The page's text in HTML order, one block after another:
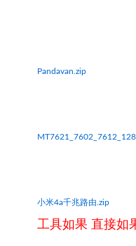
Pandavan.zip
小米4a千兆路由.zip
工具如果 直接如